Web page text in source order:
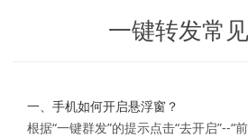
一键转发常
一、手机如何开启悬浮窗？
根据“一键群发”的提示点击“去开启”--“